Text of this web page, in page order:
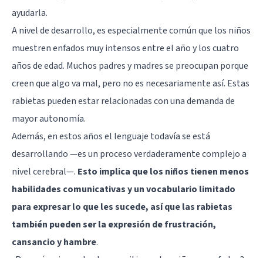
ayudarla.
A nivel de desarrollo, es especialmente común que los niños
muestren enfados muy intensos entre el año y los cuatro
años de edad. Muchos padres y madres se preocupan porque
creen que algo va mal, pero no es necesariamente así. Estas
rabietas pueden estar relacionadas con una demanda de
mayor autonomía.
Además, en estos años el lenguaje todavía se está
desarrollando —es un proceso verdaderamente complejo a
nivel cerebral—. Esto implica que los niños tienen menos
habilidades comunicativas y un vocabulario limitado
para expresar lo que les sucede, así que las rabietas
también pueden ser la expresión de frustración,
cansancio y hambre.